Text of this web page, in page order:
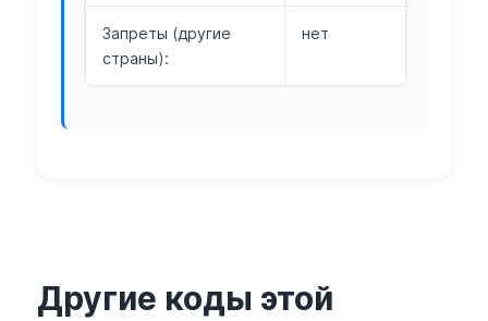
Запреты (другие
страны):
нет
Другие коды этой